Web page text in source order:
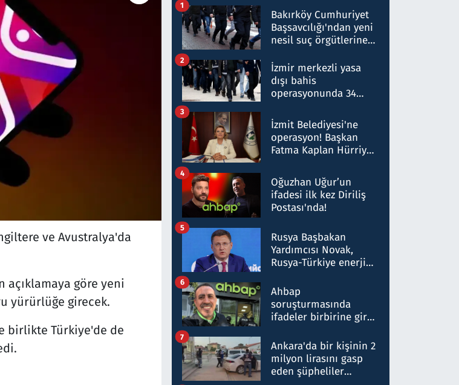
ve Avustralya'da
açıklamaya göre yeni
yürürlüğe girecek.
birlikte Türkiye'de de
Bakırköy Cumhuriyet
Başsavcılığı'ndan yeni
nesil suç örgütlerine
hakkında gözaltı kararı
1
İzmir merkezli yasa
dışı bahis
operasyonunda 34
Milyar liralık para
trafiği tespit edildi
2
İzmit Belediyesi'ne
operasyon! Başkan
Fatma Kaplan Hürriyet
3
Oğuzhan Uğur’un
ifadesi ilk kez Diriliş
Postası'nda!
4
Rusya Başbakan
Yardımcısı Novak,
Rusya-Türkiye enerji
nitelikte olduğunu
belirtti
5
Ahbap
soruşturmasında
ifadeler birbirine girdi:
ifadelerinden ortaya
çıkan tablo şok etti
6
Ankara'da bir kişinin 2
milyon lirasını gasp
eden şüpheliler
7